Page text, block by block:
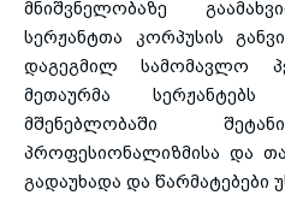
მნიშვნელობაზე
სერჟანტთა კორპუსის
დაგეგმილ სამომავლო
მეთაურმა
მშენებლობაში
პროფესიონალიზმისა და
გადაუხადა და წარმატებები